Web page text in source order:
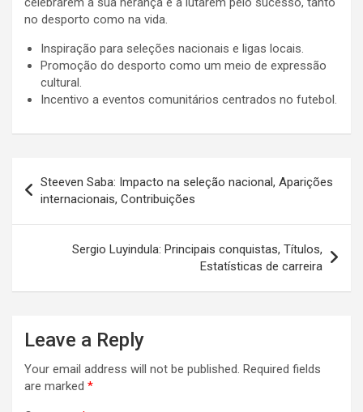
no desporto como na vida.
Inspiração para seleções nacionais e ligas locais.
Promoção do desporto como um meio de expressão
cultural.
Incentivo a eventos comunitários centrados no futebol.
navigation
Steeven Saba: Impacto na seleção nacional, Aparições
internacionais, Contribuições
Sergio Luyindula: Principais conquistas, Títulos,
Estatísticas de carreira
Leave a Reply
Your email address will not be published. Required fields
are marked *